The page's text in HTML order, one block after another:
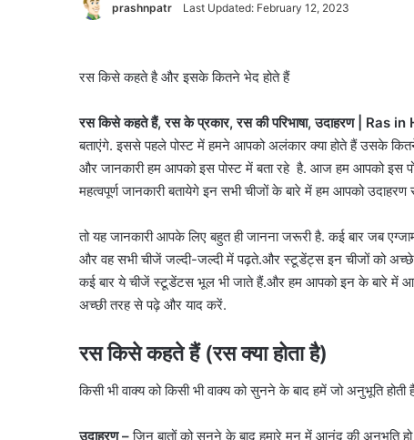
prashnpatr Last Updated: February 12, 2023
रस किसे कहते है और इसके कितने भेद होते हैं
रस किसे कहते हैं, रस के प्रकार, रस की परिभाषा, उदाहरण | Ras
बताएंगे. इससे पहले पोस्ट में हमने आपको अलंकार क्या होते हैं उसके
और जानकारी हम आपको इस पोस्ट में बता रहे है. आज हम आपको इस
महत्वपूर्ण जानकारी बतायेगे इन सभी चीजों के बारे में हम आपको
तो यह जानकारी आपके लिए बहुत ही जानना जरूरी है. कई बार जब
और वह सभी चीजें जल्दी-जल्दी में पढ़ते.और स्टूडेंट्स इन चीजों को अच्छे
कई बार ये चीजें स्टूडेंटस भूल भी जाते हैं.और हम आपको इन के बारे में
अच्छी तरह से पढ़े और याद करें.
रस किसे कहते हैं (रस क्या होता है)
किसी भी वाक्य को किसी भी वाक्य को सुनने के बाद हमें जो अनुभूति
उदाहरण –जिन बातों को सुनने के बाद हमारे मन में आनंद की अनुभूति